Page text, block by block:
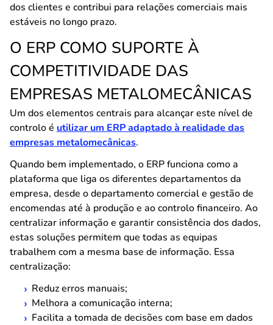
dos clientes e contribui para relações comerciais mais
estáveis no longo prazo.
O ERP COMO SUPORTE À
COMPETITIVIDADE DAS
EMPRESAS METALOMECÂNICAS
Um dos elementos centrais para alcançar este nível de
controlo é utilizar um ERP adaptado à realidade das
empresas metalomecânicas.
Quando bem implementado, o ERP funciona como a
plataforma que liga os diferentes departamentos da
empresa, desde o departamento comercial e gestão de
encomendas até à produção e ao controlo financeiro. Ao
centralizar informação e garantir consistência dos dados,
estas soluções permitem que todas as equipas
trabalhem com a mesma base de informação. Essa
centralização:
Reduz erros manuais;
Melhora a comunicação interna;
Facilita a tomada de decisões com base em dados